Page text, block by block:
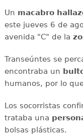
Un macabro
este jueves 6 de
avenida "C" de la
Transeúntes se
encontraba un
humanos, por lo
Los socorristas
trataba una
bolsas plásticas.